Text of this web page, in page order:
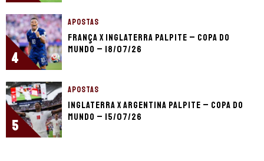
4
APOSTAS
França x Inglaterra palpite – Copa do
Mundo – 18/07/26
5
APOSTAS
Inglaterra x Argentina palpite – Copa do
Mundo – 15/07/26